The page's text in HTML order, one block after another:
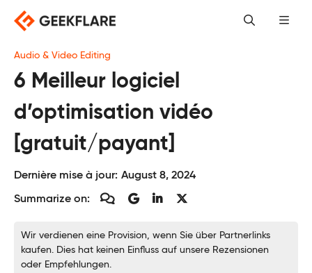
Skip
content
Audio & Video Editing
6 Meilleur logiciel
d’optimisation vidéo
[gratuit/payant]
Dernière mise à jour: August 8, 2024
Summarize on:
Wir verdienen eine Provision, wenn Sie über Partnerlinks
kaufen. Dies hat keinen Einfluss auf unsere Rezensionen
oder Empfehlungen.